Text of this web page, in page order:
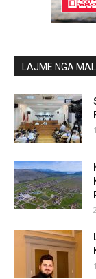
LAJME NGA